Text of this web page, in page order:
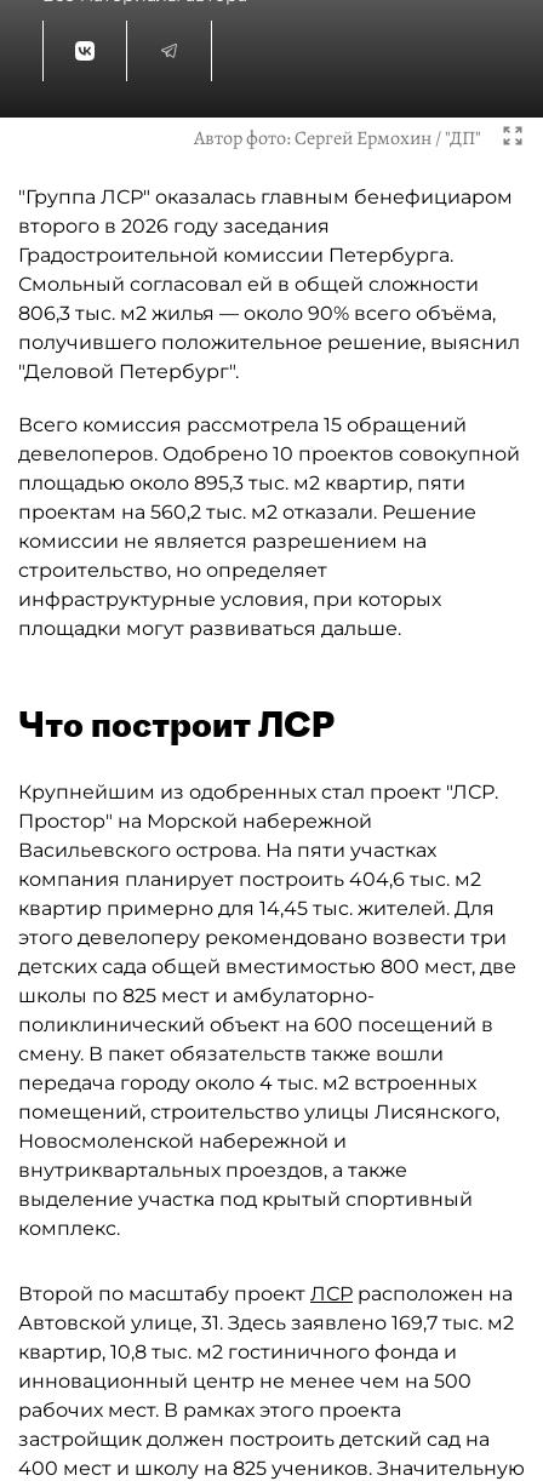
Автор фото:Сергей Ермохин / "ДП"
"Группа ЛСР" оказалась главным бенефициаром
второго в 2026 году заседания
Градостроительной комиссии Петербурга.
Смольный согласовал ей в общей сложности
806,3 тыс. м2 жилья — около 90% всего объёма,
получившего положительное решение, выяснил
"Деловой Петербург".
Всего комиссия рассмотрела 15 обращений
девелоперов. Одобрено 10 проектов совокупной
площадью около 895,3 тыс. м2 квартир, пяти
проектам на 560,2 тыс. м2 отказали. Решение
комиссии не является разрешением на
строительство, но определяет
инфраструктурные условия, при которых
площадки могут развиваться дальше.
Что построит ЛСР
Крупнейшим из одобренных стал проект "ЛСР.
Простор" на Морской набережной
Васильевского острова. На пяти участках
компания планирует построить 404,6 тыс. м2
квартир примерно для 14,45 тыс. жителей. Для
этого девелоперу рекомендовано возвести три
детских сада общей вместимостью 800 мест, две
школы по 825 мест и амбулаторно-
поликлинический объект на 600 посещений в
смену. В пакет обязательств также вошли
передача городу около 4 тыс. м2 встроенных
помещений, строительство улицы Лисянского,
Новосмоленской набережной и
внутриквартальных проездов, а также
выделение участка под крытый спортивный
комплекс.
Второй по масштабу проект ЛСР расположен на
Автовской улице, 31. Здесь заявлено 169,7 тыс. м2
квартир, 10,8 тыс. м2 гостиничного фонда и
инновационный центр не менее чем на 500
рабочих мест. В рамках этого проекта
застройщик должен построить детский сад на
400 мест и школу на 825 учеников. Значительную